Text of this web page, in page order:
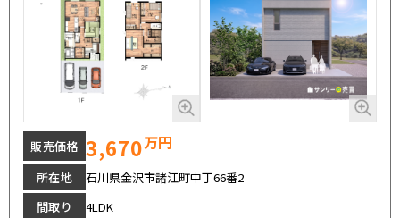
販売価格 3,670万円
所在地
石川県金沢市諸江町中丁66番2
間取り
4LDK